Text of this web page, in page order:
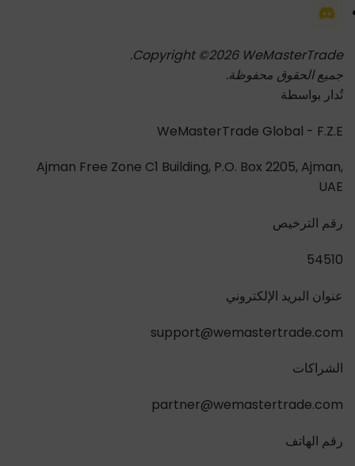
Copyright ©2026 WeMasterTrade.
جميع الحقوق محفوظة.
تُدار بواسطة
WeMasterTrade Global - F.Z.E
Ajman Free Zone C1 Building, P.O. Box 2205, Ajman,
UAE
رقم الترخيص
54510
عنوان البريد الإلكتروني
support@wemastertrade.com
الشراكات
partner@wemastertrade.com
رقم الهاتف